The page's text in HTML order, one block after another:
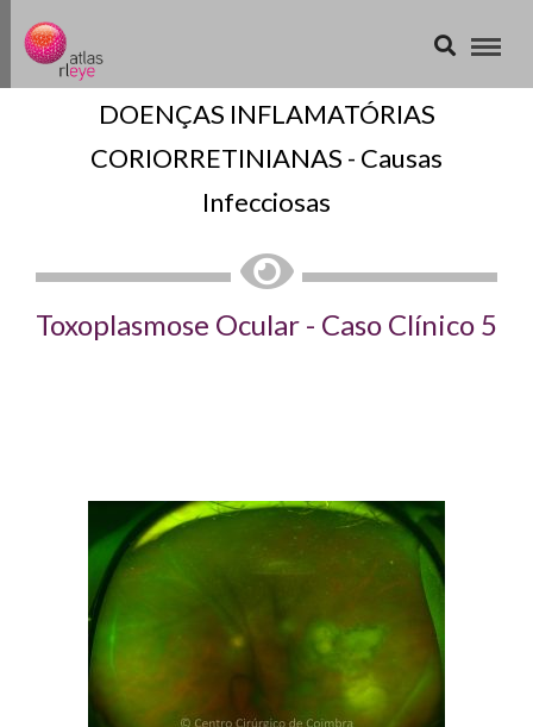
DOENÇAS INFLAMATÓRIAS
CORIORRETINIANAS - Causas
Infecciosas
Toxoplasmose Ocular - Caso Clínico 5